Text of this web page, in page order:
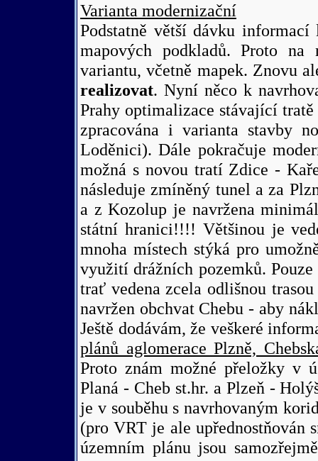
Varianta modernizační
Podstatně větší dávku
mapových podkladů. Proto
variantu, včetně mapek. Znovu
realizovat. Nyní něco k
Prahy optimalizace stávající
zpracována i varianta stavby
Loděnici). Dále pokračuje
možná s novou tratí Zdice -
následuje zmíněný tunel a za
a z Kozolup je navržena
státní hranici!!!! Většinou je
mnoha místech stýká pro
využití drážních pozemků.
trať vedena zcela odlišnou
navržen obchvat Chebu - aby
Ještě dodávám, že veškeré
plánů aglomerace Plzně,
Proto znám možné přeložky v
Planá - Cheb st.hr. a Plzeň -
je v souběhu s navrhovaným
(pro VRT je ale upřednostňován
územním plánu jsou